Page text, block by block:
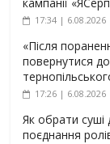
кампанії
17:34 | 6.08.2026
«Після
повернутися
17:26 | 6.08.2026
Як обрати суші
поєднання